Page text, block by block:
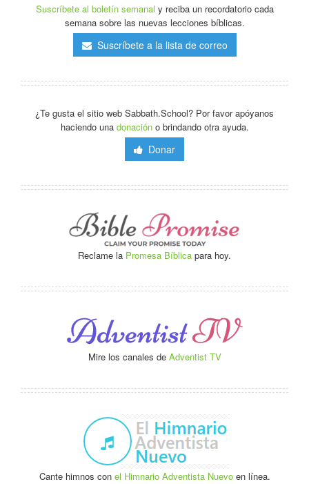
Suscríbete al boletín semanal y reciba un recordatorio cada
semana sobre las nuevas lecciones bíblicas.
Suscríbete a la lista de correo
¿Te gusta el sitio web Sabbath.School? Por favor apóyanos
haciendo una donacióno brindando otra ayuda.
Donar
Reclame la Promesa Bíblica para hoy.
Mire los canales de Adventist TV
Cante himnos con el Himnario Adventista Nuevoen línea.